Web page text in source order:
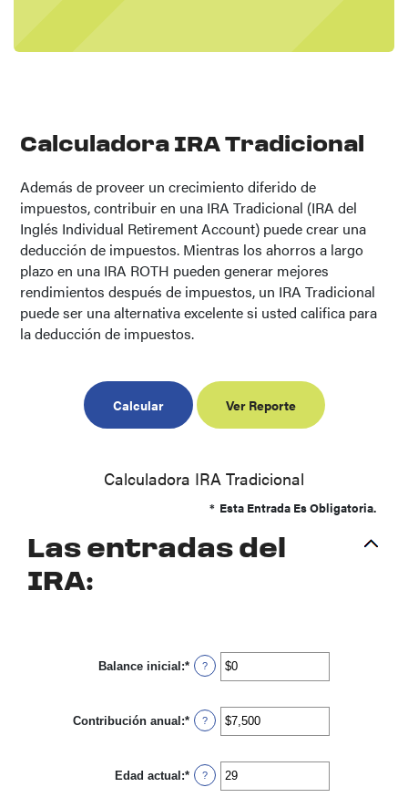
Calculadora IRA Tradicional
Además de proveer un crecimiento diferido de
impuestos, contribuir en una IRA Tradicional (IRA del
Inglés Individual Retirement Account) puede crear una
deducción de impuestos. Mientras los ahorros a largo
plazo en una IRA ROTH pueden generar mejores
rendimientos después de impuestos, un IRA Tradicional
puede ser una alternativa excelente si usted califica para
la deducción de impuestos.
Calculadora IRA Tradicional
* Esta Entrada Es Obligatoria.
Las entradas del
IRA:
Balance inicial:* Ingresa
un
entre
$0
?
Contribución anual:* Ingresa
un
entre
$0
?
Edad actual:* Ingresa
un
?